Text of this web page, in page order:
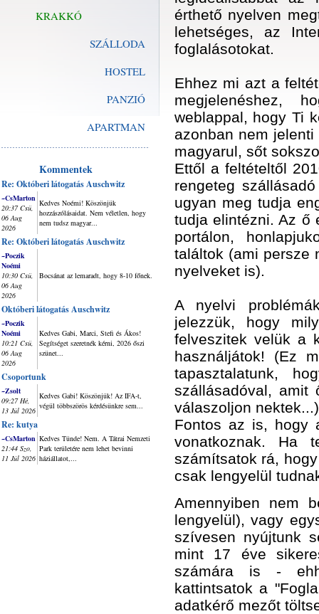
KRAKKÓ
SZÁLLODA
HOSTEL
PANZIÓ
APARTMAN
Kommentek
Re: Októberi látogatás Auschwitz
~CsMarton
20:37 Csü,
06 Aug
2026
Kedves Noémi! Köszönjük
hozzászólásaidat. Nem véletlen, hogy
nem tudsz magyar...
Re: Októberi látogatás Auschwitz
~Poczik
Noémi
10:30 Csü,
06 Aug
2026
Bocsánat az lemaradt, hogy 8-10 főnek.
Októberi látogatás Auschwitz
~Poczik
Noémi
10:21 Csü,
06 Aug
2026
Kedves Gabi, Marci, Stefi és Ákos!
Segítséget szeretnék kérni, 2026 őszi
szünet...
Csoportunk
~Zsolt
09:27 Hé,
13 Júl 2026
Kedves Gabi! Köszönjük! Az IFA-t,
végül többszörös kérdésünkre sem...
Re: kutya
~CsMarton
21:44 Szo,
11 Júl 2026
Kedves Tünde! Nem. A Tátrai Nemzeti
Park területére nem lehet bevinni
háziállatot,...
érthető nyelven
lehetséges, az
foglalásotokat.
Ehhez mi azt a
megjelenéshez,
weblappal, hogy Ti
azonban nem
magyarul, sőt
Ettől a feltételtől
rengeteg
ugyan meg tudja
tudja elintézni. Az ő
portálon,
találtok (ami persze
nyelveket is).
A nyelvi
jelezzük, hogy
felveszitek velük a
használjátok! (Ez
tapasztalatunk,
szállásadóval, amit
válaszoljon nektek...)
Fontos az is, hogy
vonatkoznak. Ha
számítsatok rá,
csak lengyelül
Amennyiben nem
lengyelül), vagy
szívesen nyújtunk
mint 17 éve
számára is -
kattintsatok a
adatkérő mezőt